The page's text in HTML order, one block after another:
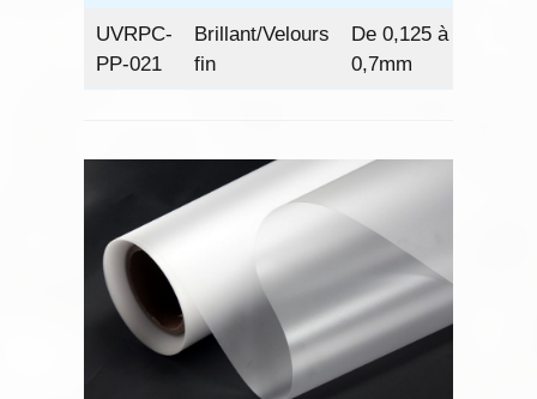
UVRPC-
PP-021
Brillant/Velours
fin
De 0,125 à
0,7mm